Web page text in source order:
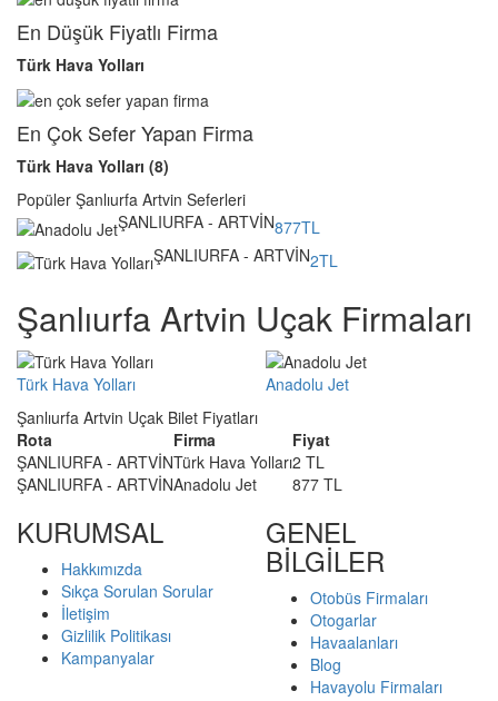
En Düşük Fiyatlı Firma
Türk Hava Yolları
En Çok Sefer Yapan Firma
Türk Hava Yolları (8)
Popüler Şanlıurfa Artvin Seferleri
ŞANLIURFA - ARTVİN877TL
ŞANLIURFA - ARTVİN2TL
Şanlıurfa Artvin Uçak Firmaları
Türk Hava Yolları
Anadolu Jet
Şanlıurfa Artvin Uçak Bilet Fiyatları
Rota
Firma
Fiyat
ŞANLIURFA - ARTVİNTürk Hava Yolları2 TL
ŞANLIURFA - ARTVİNAnadolu Jet 877 TL
KURUMSAL
Hakkımızda
Sıkça Sorulan Sorular
İletişim
Gizlilik Politikası
Kampanyalar
GENEL
BİLGİLER
Otobüs Firmaları
Otogarlar
Havaalanları
Blog
Havayolu Firmaları